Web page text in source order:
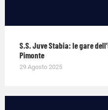
S.S. Juve Stabia: le gare
Pimonte
29 Agosto 2025